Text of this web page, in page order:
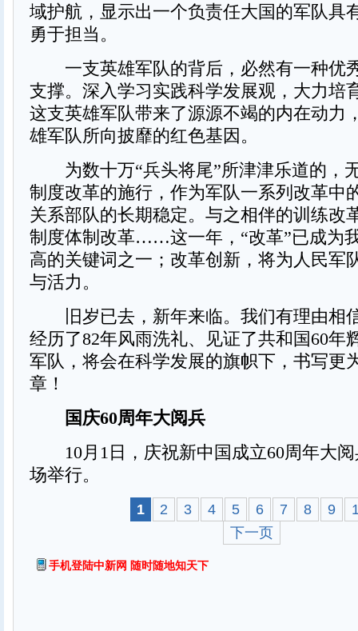
域护航，显示出一个负责任大国的军队具
勇于担当。
一支英雄军队的背后，必然有一种优
支撑。深入学习实践科学发展观，大力培
这支英雄军队带来了源源不竭的内在动力
雄军队所向披靡的红色基因。
为数十万“兵头将尾”所津津乐道的，
制度改革的施行，作为军队一系列改革中
关系部队的长期稳定。与之相伴的训练改
制度体制改革……这一年，“改革”已成为
高的关键词之一；改革创新，将为人民军
与活力。
旧岁已去，新年来临。我们有理由相
经历了82年风雨洗礼、见证了共和国60年
军队，将会在科学发展的旗帜下，书写更
章！
国庆60周年大阅兵
10月1日，庆祝新中国成立60周年大阅
场举行。
1 2 3 4 5 6 7 8 9
下一页
手机登陆中新网 随时随地知天下